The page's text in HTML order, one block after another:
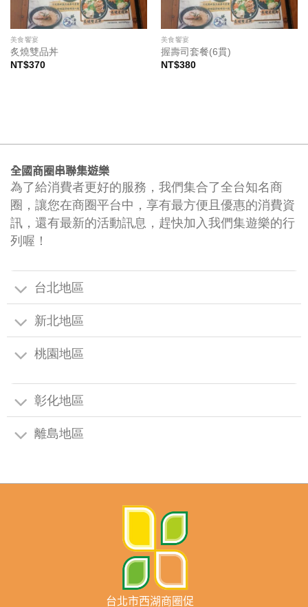
美食饗宴
炙燒雙品丼
NT$370
美食饗宴
握壽司套餐(6貫)
NT$380
全國商圈串聯集遊樂
為了給消費者更好的服務，我們集合了全台知名商
圈，讓您在商圈平台中，享有最方便且優惠的消費資
訊，還有最新的活動訊息，趕快加入我們集遊樂的行
列喔！
台北地區
新北地區
桃園地區
彰化地區
離島地區
台北市西湖商圈促